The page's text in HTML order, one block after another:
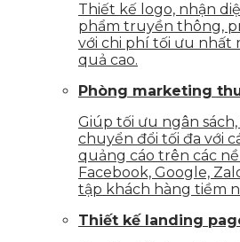
Thiết kế logo, nhận
phẩm truyền thông,
với chi phí tối ưu nhất
quả cao.
Phòng marketing
Giúp tối ưu ngân
chuyển đổi tối đa với
quảng cáo trên các
Facebook, Google,
tập khách hàng tiềm
Thiết kế landing